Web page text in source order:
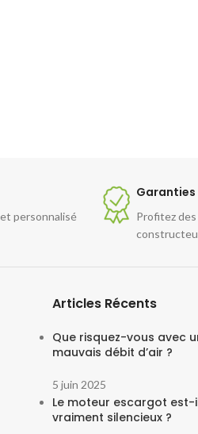
personnalisé
Garanties
Profitez
Articles Récents
Que risquez-vous avec
mauvais débit d’air ?
5 juin 2025
Le moteur escargot est-
vraiment silencieux ?